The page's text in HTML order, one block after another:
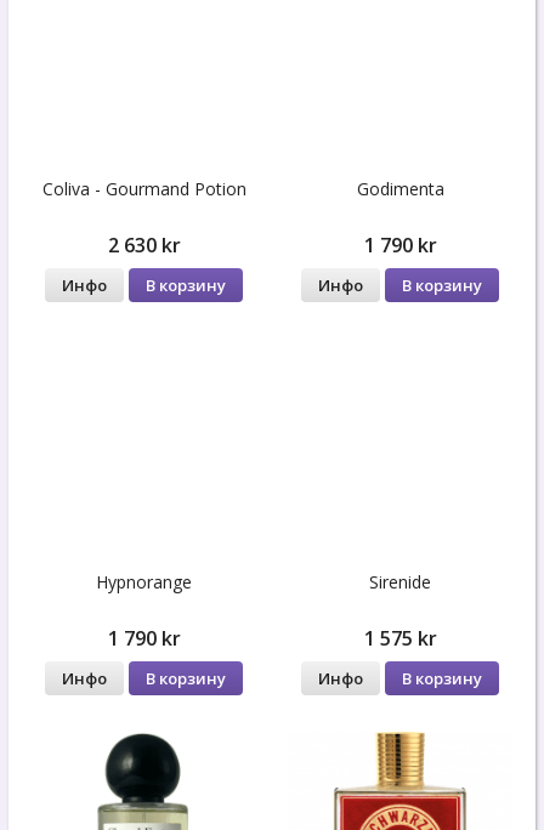
Coliva - Gourmand Potion
2 630 kr
Инфо В корзину
Godimenta
1 790 kr
Инфо В корзину
Hypnorange
1 790 kr
Инфо В корзину
Sirenide
1 575 kr
Инфо В корзину